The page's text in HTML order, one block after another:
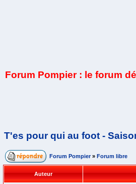
Forum Pompier : le forum
T'es pour qui au foot -
Forum Pompier » Forum libre
Auteur